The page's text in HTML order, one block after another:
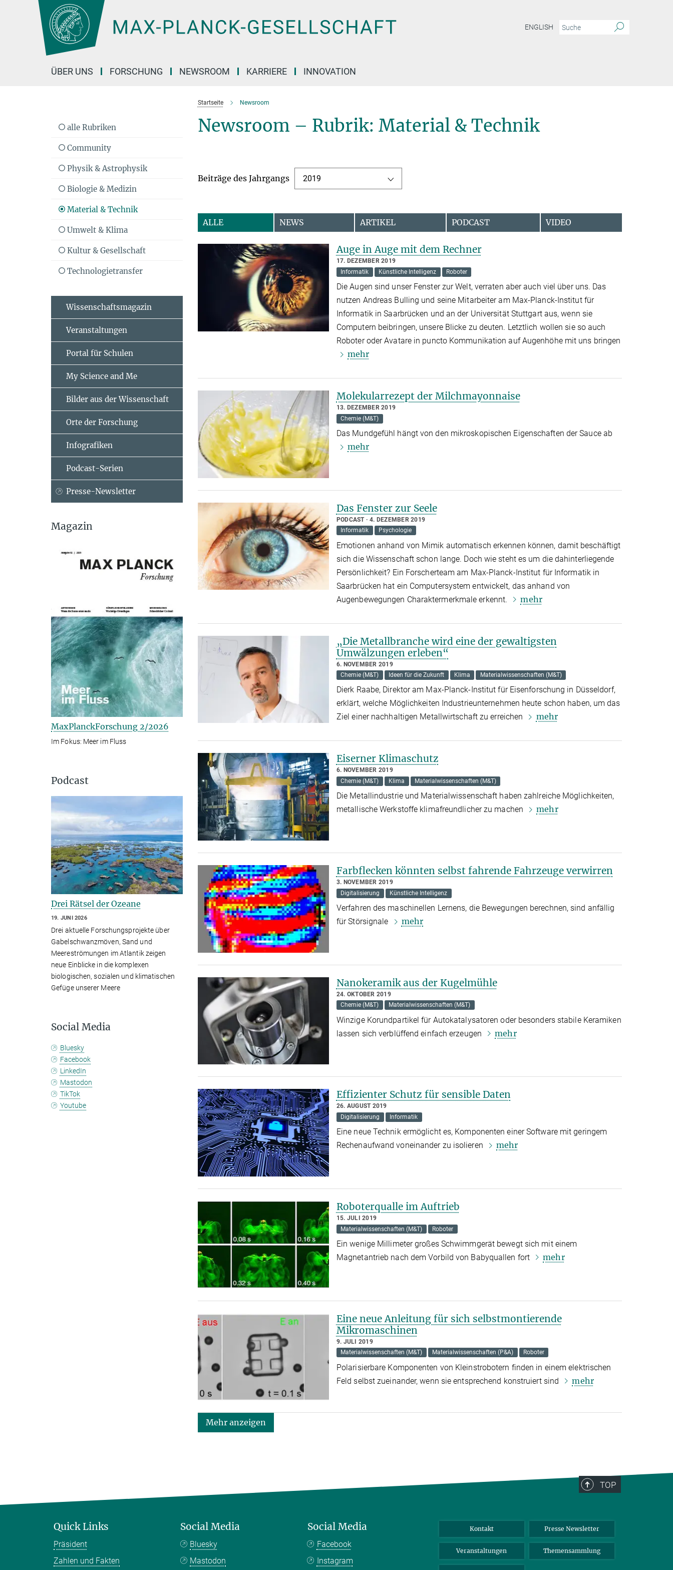
Hauptinhalt
ENGLISH
ÜBER UNS FORSCHUNG NEWSROOM KARRIERE INNOVATION
Startseite Newsroom
Newsroom – Rubrik: Material & Technik
Beiträge des Jahrgangs 2019
ALLE NEWS ARTIKEL PODCAST VIDEO
Auge in Auge mit dem Rechner
17. DEZEMBER 2019
Informatik
Künstliche Intelligenz Roboter
Die Augen sind unser Fenster zur Welt, verraten aber auch viel über uns. Das
nutzen Andreas Bulling und seine Mitarbeiter am Max-Planck-Institut für
Informatik in Saarbrücken und an der Universität Stuttgart aus, wenn sie
Computern beibringen, unsere Blicke zu deuten. Letztlich wollen sie so auch
Roboter oder Avatare in puncto Kommunikation auf Augenhöhe mit uns bringen
mehr
Molekularrezept der Milchmayonnaise
13. DEZEMBER 2019
Chemie (M&T)
Das Mundgefühl hängt von den mikroskopischen Eigenschaften der Sauce ab
mehr
Das Fenster zur Seele
PODCAST
4. DEZEMBER 2019
Informatik
Psychologie
Emotionen anhand von Mimik automatisch erkennen können, damit beschäftigt
sich die Wissenschaft schon lange. Doch wie steht es um die dahinterliegende
Persönlichkeit? Ein Forscherteam am Max-Planck-Institut für Informatik in
Saarbrücken hat ein Computersystem entwickelt, das anhand von
Augenbewegungen Charaktermerkmale erkennt.
mehr
„Die Metallbranche wird eine der gewaltigsten
Umwälzungen erleben“
6. NOVEMBER 2019
Chemie (M&T)
Ideen für die Zukunft Klima Materialwissenschaften (M&T)
Dierk Raabe, Direktor am Max-Planck-Institut für Eisenforschung in Düsseldorf,
erklärt, welche Möglichkeiten Industrieunternehmen heute schon haben, um das
Ziel einer nachhaltigen Metallwirtschaft zu erreichen
mehr
Eiserner Klimaschutz
6. NOVEMBER 2019
Chemie (M&T)
Klima Materialwissenschaften (M&T)
Die Metallindustrie und Materialwissenschaft haben zahlreiche Möglichkeiten,
metallische Werkstoffe klimafreundlicher zu machen
mehr
Farbflecken könnten selbst fahrende Fahrzeuge verwirren
3. NOVEMBER 2019
Digitalisierung
Künstliche Intelligenz
Verfahren des maschinellen Lernens, die Bewegungen berechnen, sind anfällig
für Störsignale
mehr
Nanokeramik aus der Kugelmühle
24. OKTOBER 2019
Chemie (M&T)
Materialwissenschaften (M&T)
Winzige Korundpartikel für Autokatalysatoren oder besonders stabile Keramiken
lassen sich verblüffend einfach erzeugen
mehr
Effizienter Schutz für sensible Daten
26. AUGUST 2019
Digitalisierung
Informatik
Eine neue Technik ermöglicht es, Komponenten einer Software mit geringem
Rechenaufwand voneinander zu isolieren
mehr
Roboterqualle im Auftrieb
15. JULI 2019
Materialwissenschaften (M&T)
Roboter
Ein wenige Millimeter großes Schwimmgerät bewegt sich mit einem
Magnetantrieb nach dem Vorbild von Babyquallen fort
mehr
Eine neue Anleitung für sich selbstmontierende
Mikromaschinen
9. JULI 2019
Materialwissenschaften (M&T)
Materialwissenschaften (P&A) Roboter
Polarisierbare Komponenten von Kleinstrobotern finden in einem elektrischen
Feld selbst zueinander, wenn sie entsprechend konstruiert sind
mehr
Mehr anzeigen
alle Rubriken
Community
Physik & Astrophysik
Biologie & Medizin
Material & Technik
Umwelt & Klima
Kultur & Gesellschaft
Technologietransfer
Wissenschaftsmagazin
Veranstaltungen
Portal für Schulen
My Science and Me
Bilder aus der Wissenschaft
Orte der Forschung
Infografiken
Podcast-Serien
Presse-Newsletter
Magazin
MaxPlanckForschung 2/2026
Im Fokus: Meer im Fluss
Podcast
Drei Rätsel der Ozeane
19. JUNI 2026
Drei aktuelle Forschungsprojekte über
Gabelschwanzmöven, Sand und
Meereströmungen im Atlantik zeigen
neue Einblicke in die komplexen
biologischen, sozialen und klimatischen
Gefüge unserer Meere
Social Media
Bluesky
Facebook
LinkedIn
Mastodon
TikTok
Youtube
TOP
Quick Links
Präsident
Zahlen und Fakten
Social Media
Bluesky
Mastodon
Social Media
Facebook
Instagram
Kontakt Presse Newsletter
Veranstaltungen Themensammlung